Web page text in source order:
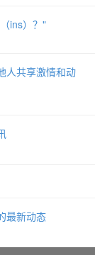
ins）？"
人共享激情和动
最新动态